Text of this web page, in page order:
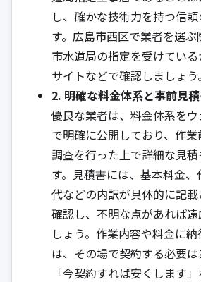
し、確かな技術力を持つ信
す。広島市西区で業者を選
市水道局の指定を受けてい
サイトなどで確認しましょう。
2. 明確な料金体系と事前見
優良な業者は、料金体系を
で明確に公開しており、作
調査を行った上で詳細な見
す。見積書には、基本料金
代などの内訳が具体的に記
確認し、不明な点があれば
しょう。作業内容や料金に
は、その場で契約する必要は
「今契約すれば安くします